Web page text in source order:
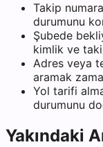
Takip
durumunu
Şubede
kimlik ve
Adres veya
aramak
Yol tarifi
durumunu
Yakındaki